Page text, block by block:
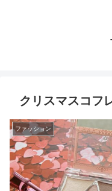
クリスマスコフ
ファッション